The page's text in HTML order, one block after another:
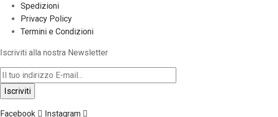
Spedizioni
Privacy Policy
Termini e Condizioni
Iscriviti alla nostra Newsletter
Facebook Instagram